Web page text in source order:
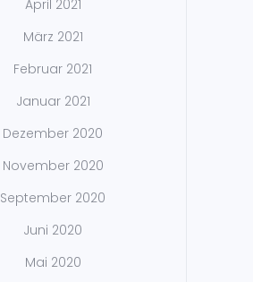
April 2021
März 2021
Februar 2021
Januar 2021
Dezember 2020
November 2020
September 2020
Juni 2020
Mai 2020